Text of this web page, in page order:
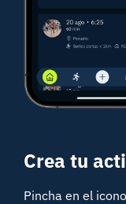
Crea tu
Pincha en el